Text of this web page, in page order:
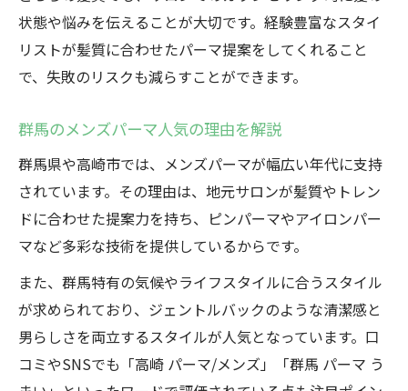
状態や悩みを伝えることが大切です。経験豊富なスタイ
リストが髪質に合わせたパーマ提案をしてくれること
で、失敗のリスクも減らすことができます。
群馬のメンズパーマ人気の理由を解説
群馬県や高崎市では、メンズパーマが幅広い年代に支持
されています。その理由は、地元サロンが髪質やトレン
ドに合わせた提案力を持ち、ピンパーマやアイロンパー
マなど多彩な技術を提供しているからです。
また、群馬特有の気候やライフスタイルに合うスタイル
が求められており、ジェントルバックのような清潔感と
男らしさを両立するスタイルが人気となっています。口
コミやSNSでも「高崎 パーマ/メンズ」「群馬 パーマ う